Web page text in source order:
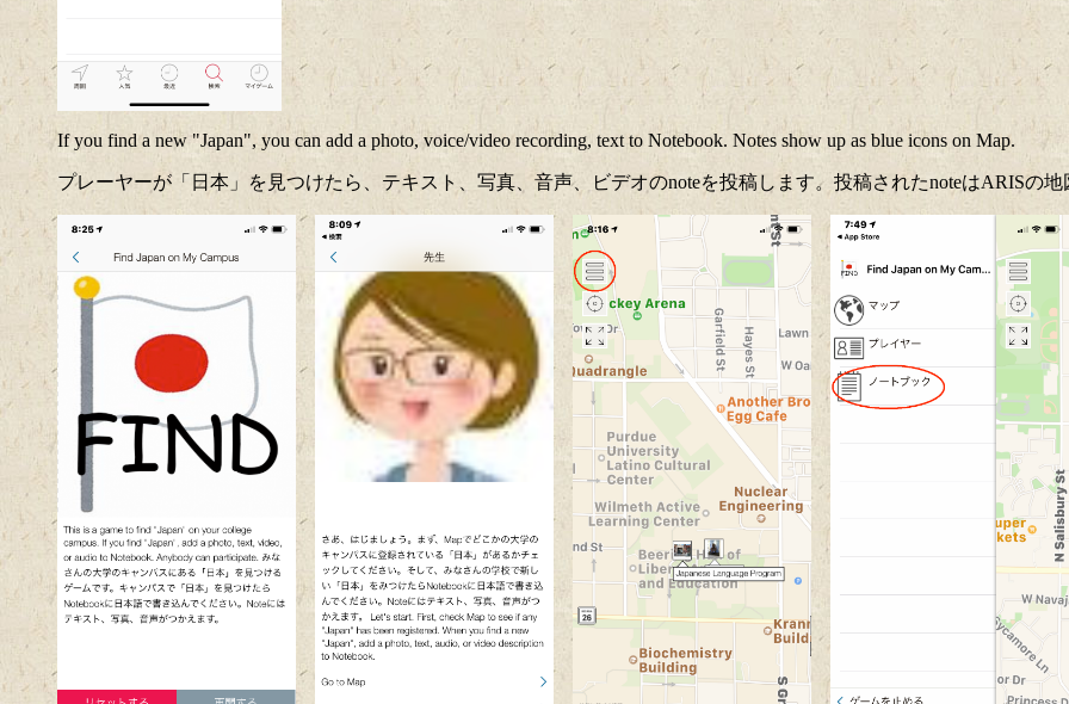
If you find a new "Japan", you can add a photo, voice/video recording, text to Notebook. Notes show up as blue icons on Map.
プレーヤーが「日本」を見つけたら、テキスト、写真、音声、ビデオのnoteを投稿します。投稿されたnoteはARISの